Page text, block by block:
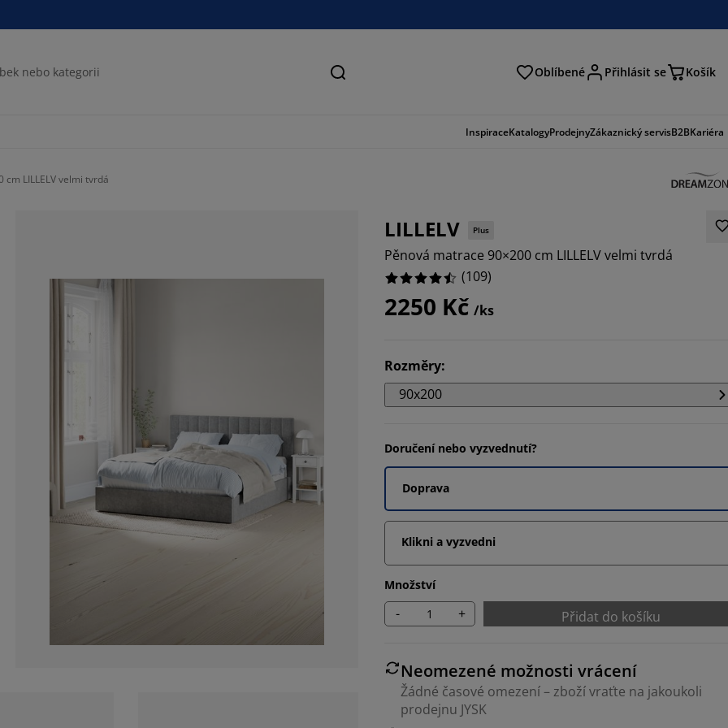
Hledat Oblíbené Přihlásit se Košík
InspiraceKatalogyProdejnyZákaznický servisB2BKariéra
LILLELV velmi tvrdá
LILLELV Plus
Pěnová matrace 90×200 cm LILLELV velmi tvrdá
(109)
2250 Kč /ks
Rozměry:
90x200
Doručení nebo vyzvednutí?
Doprava
Klikni a vyzvedni
Množství
- + Přidat do košíku
Neomezené možnosti vrácení
Žádné časové omezení – zboží vraťte na jakoukoli
prodejnu JYSK
3.669724770642202%
2.7522935779816518%
5.5045871559633035%